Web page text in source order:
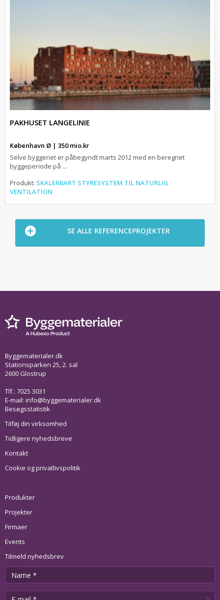
PAKHUSET LANGELINIE
København Ø | 350 mio.kr
Selve byggeriet er påbegyndt marts 2012 med en beregnet
byggeperiode på ...
Produkt: SKALERBART STYRESYSTEM TIL NATURLIG
VENTILATION
SE ALLE REFERENCEPROJEKTER
Byggematerialer.dk
Stationsparken 25, 2. sal
2600 Glostrup
Tlf.: 7025 3031
E-mail: info@byggematerialer.dk
Besøgsstatistik
Tilføj din virksomhed
Tidligere nyhedsbreve
Kontakt
Cookie og privatlivspolitik
Produkter
Projekter
Firmaer
Events
Tilmeld nyhedsbrev